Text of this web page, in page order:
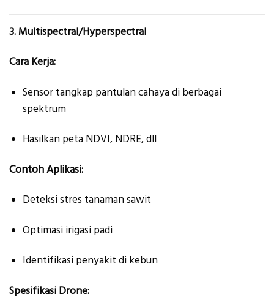
3. Multispectral/Hyperspectral
Cara Kerja:
Sensor tangkap pantulan cahaya di berbagai
spektrum
Hasilkan peta NDVI, NDRE, dll
Contoh Aplikasi:
Deteksi stres tanaman sawit
Optimasi irigasi padi
Identifikasi penyakit di kebun
Spesifikasi Drone: